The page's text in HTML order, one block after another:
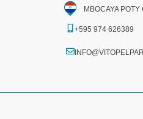
MBOCAYA
+595 974 626389